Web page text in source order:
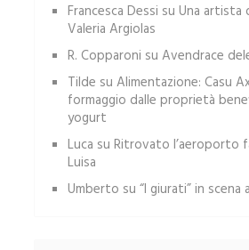
Francesca Dessi su Una artista
Valeria Argiolas
R. Copparoni su Avendrace
Tilde su Alimentazione: Casu
formaggio dalle proprietà
yogurt
Luca su Ritrovato l’aeroporto
Luisa
Umberto su “I giurati” in scena